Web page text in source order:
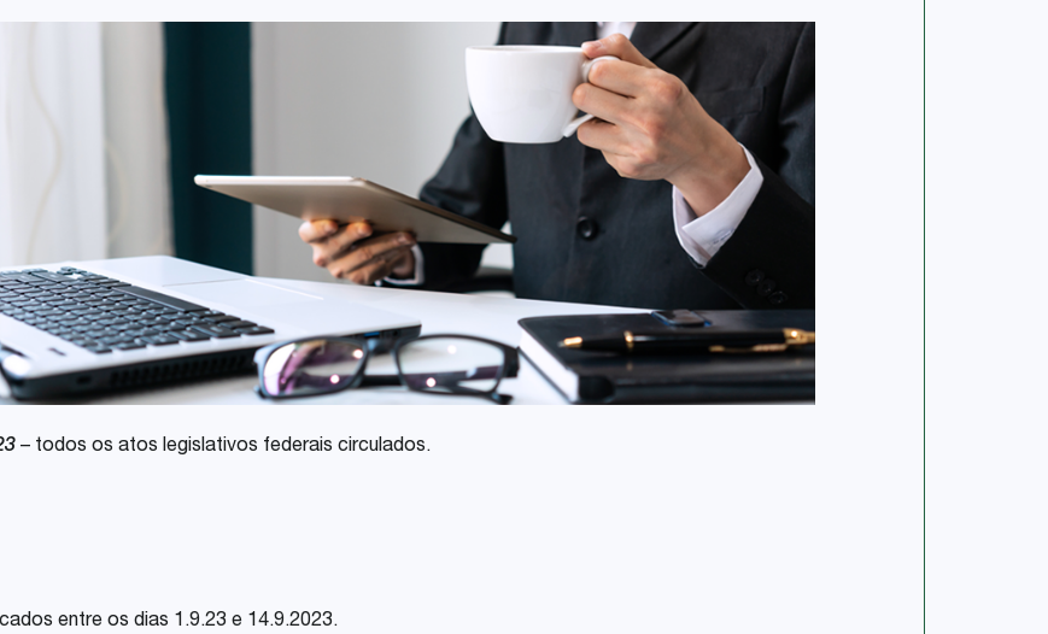
– todos os atos legislativos federais circulados.
entre os dias 1.9.23 e 14.9.2023.